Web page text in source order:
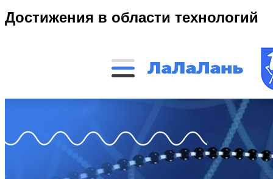
Достижения в области технологий